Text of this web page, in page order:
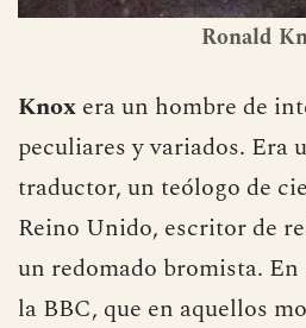
Ronald
Knox era un hombre de
peculiares y variados. Era
traductor, un teólogo de
Reino Unido, escritor de
un redomado bromista. En
la BBC, que en aquellos